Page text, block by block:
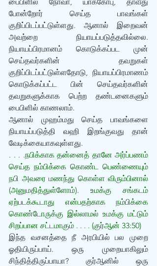
போன்றோர் செய்த பாவங்கள்
குறிப்பிடப்பட்டுள்ளது. ஆனால் இறைவன்
அவற்றை நியாயப்படுத்தவில்லை.
நியாயப்பிரமானம் கொடுக்கப்பட முன்
செய்தவர்களின் தவறுகள்
குறிப்பிடப்பட்டுள்ளதோடு, நியாயப்பிரமாணம்
கொடுக்கப்பட்ட பின் செய்தவர்களின்
தவறுகளுக்காக பெற்ற தண்டனைகளும்
பைபிளில் காணலாம்.
ஆனால் முஹம்மது செய்த பாவங்களை
நியாயப்படுத்தி வஹி இறங்குவது தான்
வேடிக்கையாகவுள்ளது.
. . . .நபிக்காக தன்னைத் தானே அர்ப்பணம்
செய்த நம்பிக்கை கொண்ட பெண்ணையும்
நபி அவரை மணந்து கொள்ள விரும்பினால்
(அனுமதித்துள்ளோம்). உமக்கு சங்கடம்
ஏற்படக்கூடாது என்பதற்காக நம்பிக்கை
கொண்டோருக்கு இல்லாமல் உமக்கு மட்டும்
சிறப்பான சட்டமாகும் . . . . (குர்ஆன் 33:50)
இந்த வசனத்தை நீ அரபியில் பல முறை
ஓதியிருப்பாய். ஒரு முறையாகிலும்
சிந்தித்திருப்பாயா? குர்ஆனில் ஒரு